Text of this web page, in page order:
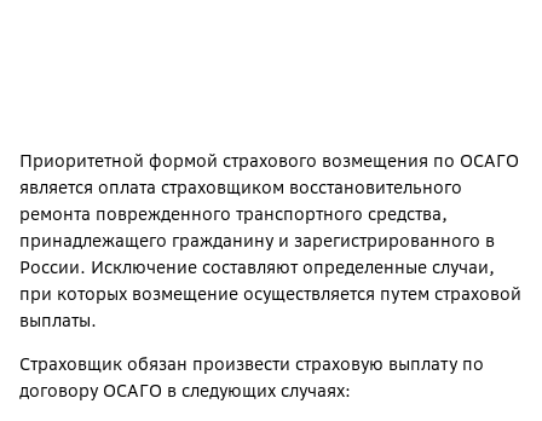
Приоритетной формой страхового возмещения по ОСАГО
является оплата страховщиком восстановительного
ремонта поврежденного транспортного средства,
принадлежащего гражданину и зарегистрированного в
России. Исключение составляют определенные случаи,
при которых возмещение осуществляется путем страховой
выплаты.
Страховщик обязан произвести страховую выплату по
договору ОСАГО в следующих случаях: